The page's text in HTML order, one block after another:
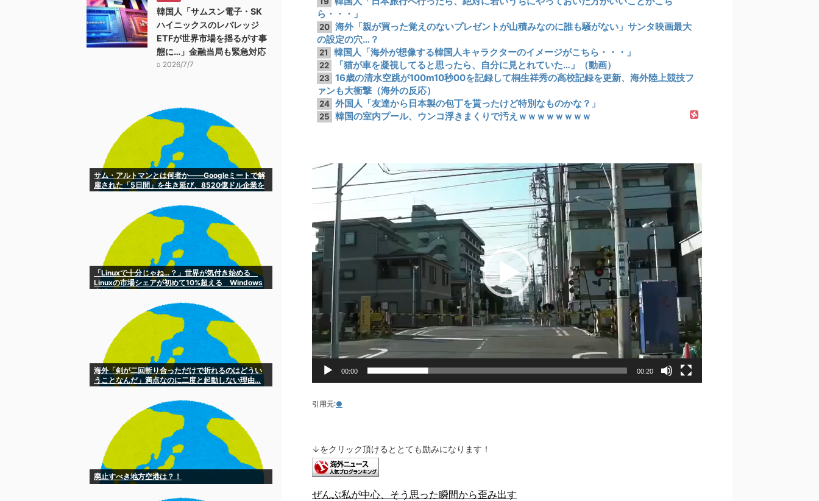
ら・・・」
20 海外「親が買った覚えのないプレゼントが山積みなのに誰も騒がない」サンタ映画最大
の設定の穴…？
21 韓国人「海外が想像する韓国人キャラクターのイメージがこちら・・・」
22 「猫が車を凝視してると思ったら、自分に見とれていた…」（動画）
23
16歳の清水空跳が100m10秒00を記録して桐生祥秀の高校記録を更新、海外陸上競技フ
ァンも大衝撃（海外の反応）
24 外国人「友達から日本製の包丁を貰ったけど特別なものかな？」
25 韓国の室内プール、ウンコ浮きまくりで汚えｗｗｗｗｗｗｗｗ
動
ー
ヤ
ー
00:00 00:20
引用元:●
↓をクリック頂けるととても励みになります！
ぜんぶ私が中心、そう思った瞬間から歪み出す
韓国人「サムスン電子・SK
ハイニックスのレバレッジ
ETFが世界市場を揺るがす事
態に…」金融当局も緊急対応
2026/7/7
サム・アルトマンとは何者か——Googleミートで解
雇された「5日間」を生き延び、8520億ドル企業を
「Linuxで十分じゃね…？」世界が気付き始める
Linuxの市場シェアが初めて10%超える Windows
海外「剣が二回斬り合っただけで折れるのはどうい
うことなんだ」満点なのに二度と起動しない理由…
廃止すべき地方空港は？！